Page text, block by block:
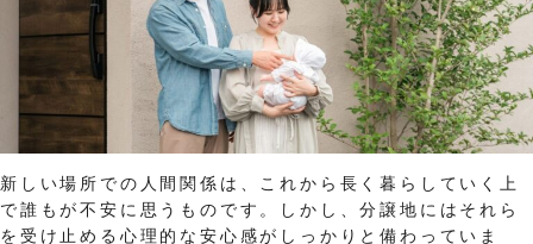
新しい場所での人間関係は、これから長く暮らしていく上
で誰もが不安に思うものです。しかし、分譲地にはそれら
を受け止める心理的な安心感がしっかりと備わっていま